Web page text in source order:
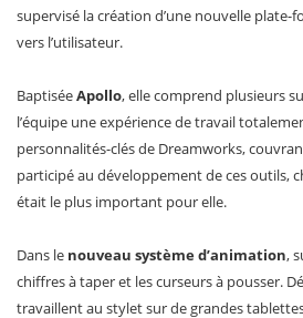
supervisé la création d’une nouvelle
vers l’utilisateur.
BaptiséeApollo, elle comprend plusieurs
l’équipe une expérience de travail
personnalités-clés de Dreamworks,
participé au développement de ces outils,
était le plus important pour elle.
Dans le nouveau système d’animation,
chiffres à taper et les curseurs à pousser.
travaillent au stylet sur de grandes